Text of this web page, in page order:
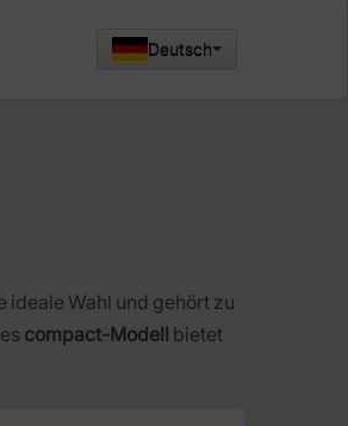
Deutsch
ideale Wahl und gehört zu
compact-Modell bietet